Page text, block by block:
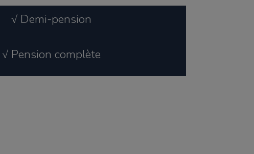
√ Demi-pension
√ Pension complète